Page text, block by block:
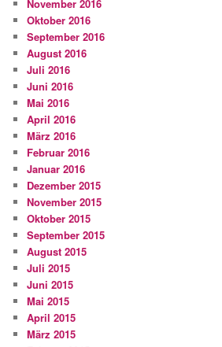
November 2016
Oktober 2016
September 2016
August 2016
Juli 2016
Juni 2016
Mai 2016
April 2016
März 2016
Februar 2016
Januar 2016
Dezember 2015
November 2015
Oktober 2015
September 2015
August 2015
Juli 2015
Juni 2015
Mai 2015
April 2015
März 2015